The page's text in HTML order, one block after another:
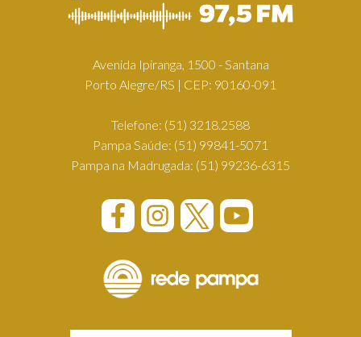
Avenida Ipiranga, 1500 - Santana
Porto Alegre/RS | CEP: 90160-091
Telefone: (51) 3218.2588
Pampa Saúde: (51) 99841-5071
Pampa na Madrugada: (51) 99236-6315